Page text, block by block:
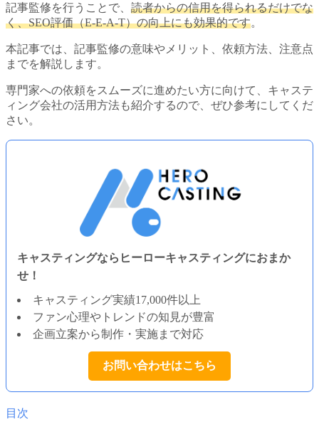
記事監修を行うことで、 読者からの信用を得られるだけでな
く、SEO評価（E-E-A-T）の向上にも効果的です。
本記事では、記事監修の意味やメリット、依頼方法、注意点
までを解説します。
専門家への依頼をスムーズに進めたい方に向けて、キャステ
ィング会社の活用方法も紹介するので、ぜひ参考にしてくだ
さい。
キャスティングならヒーローキャスティングにおまか
せ！
キャスティング実績17,000件以上
ファン心理やトレンドの知見が豊富
企画立案から制作・実施まで対応
お問い合わせはこちら
目次